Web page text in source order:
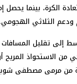
الكرة، بينما يحصل
ودعم الثلاثي الهجومي.
إلى تقليل المسافات
من الاستحواذ المريح
من مرمى مصطفى